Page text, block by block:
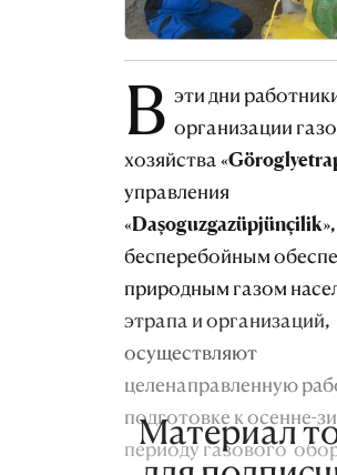
В эти дни
организации
хозяйства
управления
«Daşoguzgazüpjünçilik»,
бесперебойным
природным газом
этрапа и организаций,
осуществляют
целенаправленную
подготовке к осенне-
периоду газового
Материал